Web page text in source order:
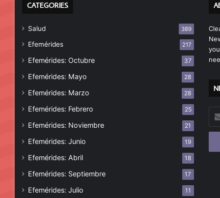
CATEGORIES
Salud 389
Efemérides 217
Efemérides: Octubre 37
Efemérides: Mayo 28
Efemérides: Marzo 28
Efemérides: Febrero 25
Efemérides: Noviembre 21
Efemérides: Junio 19
Efemérides: Abril 18
Efemérides: Septiembre 17
Efemérides: Julio 11